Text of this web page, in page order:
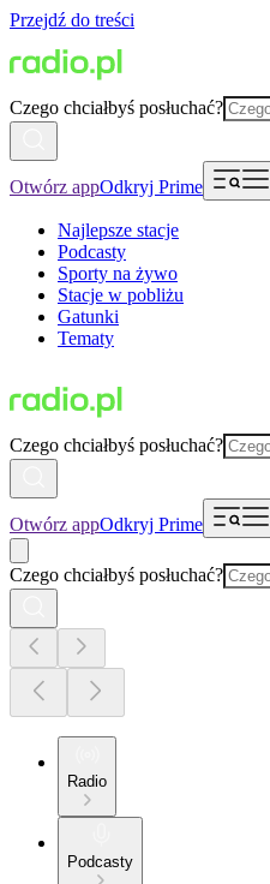
Przejdź do treści
Czego chciałbyś posłuchać?
Otwórz appOdkryj Prime
Najlepsze stacje
Podcasty
Sporty na żywo
Stacje w pobliżu
Gatunki
Tematy
Czego chciałbyś posłuchać?
Otwórz appOdkryj Prime
Czego chciałbyś posłuchać?
Radio
Podcasty